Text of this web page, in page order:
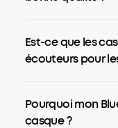
Est-ce que les
écouteurs pour
Pourquoi mon
casque ?